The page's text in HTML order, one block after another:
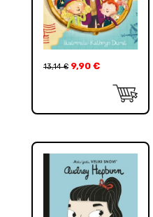
13,14€ 9,90 €